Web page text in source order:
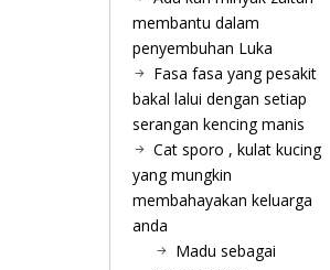
membantu dalam
penyembuhan Luka
Fasa fasa yang pesakit
bakal lalui dengan setiap
serangan kencing manis
Cat sporo , kulat kucing
yang mungkin
membahayakan keluarga
anda
Madu sebagai